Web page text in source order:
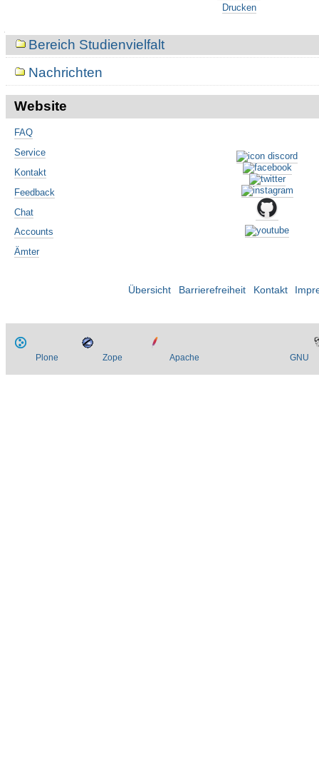
Drucken
NavigationBereich Studienvielfalt
Nachrichten
Website
FAQ
Service
Kontakt
Feedback
Chat
Accounts
Ämter
Übersicht Barrierefreiheit Kontakt
Plone Zope Apache GNU